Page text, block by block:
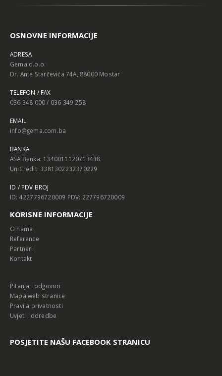
OSNOVNE INFORMACIJE
ADRESA
Gema d.o.o.
Dr. Ante Starčevića 74A, 88000 Mostar
TELEFON / FAX
036 348 000 / 036 349 258
EMAIL
info@gema.com.ba
BANKA
ASA Banka: 1340011120713438
UniCredit: 3381302232370229
ID / PDV BROJ
ID: 4227796720009 PDV: 227796720009
KORISNE INFORMACIJE
O nama
Reference
Partneri
Kontakt
Pitanja i odgovori
Mapa web stranice
Pravila privatnosti
Uvjeti i odredbe
POSJETITE NAŠU FACEBOOK STRANICU